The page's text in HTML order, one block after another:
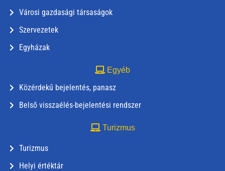
Városi gazdasági társaságok
Szervezetek
Egyházak
Egyéb
Közérdekű bejelentés, panasz
Belső visszaélés-bejelentési rendszer
Turizmus
Turizmus
Helyi értéktár